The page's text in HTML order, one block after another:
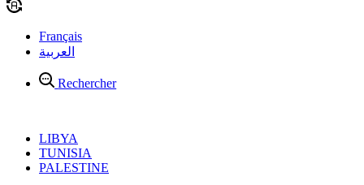
Français
العربية
Rechercher
LIBYA
TUNISIA
PALESTINE